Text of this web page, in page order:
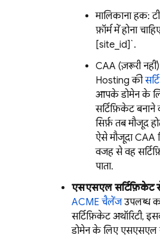
मालिकाना हक:
फ़ॉर्म में होना
[site_id]`.
CAA (ज़रूरी
Hosting की
आपके डोमेन के
सर्टिफ़िकेट
सिर्फ़ तब मौजूद
ऐसे मौजूदा CAA
वजह से वह
पाता.
एसएसएल सर्टिफ़िकेट
ACME चैलेंजउपलब्ध
सर्टिफ़िकेट अथॉरिटी,
डोमेन के लिए एसएसएल